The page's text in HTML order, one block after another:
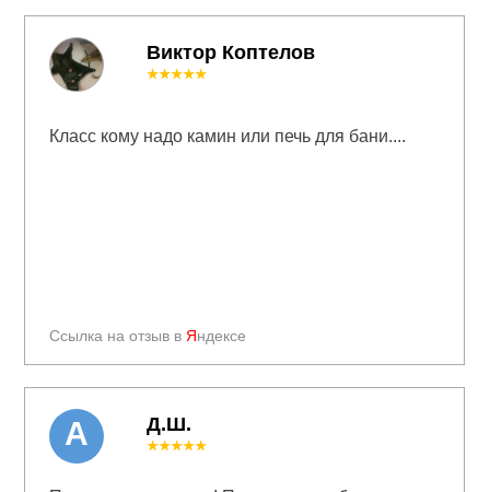
Ссылка на отзыв в Яндексе
★★★★★
Класс кому надо камин или печь для бани....
Д.Ш.
★★★★★
А
Виктор Коптелов